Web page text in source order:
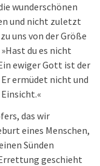
wunderschönen
und nicht zuletzt
uns von der Größe
du es nicht
ewiger Gott ist der
Er ermüdet nicht und
das wir
eines Menschen,
Sünden
geschieht